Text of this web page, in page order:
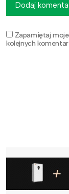
Zapamiętaj
kolejnych
Dodaj